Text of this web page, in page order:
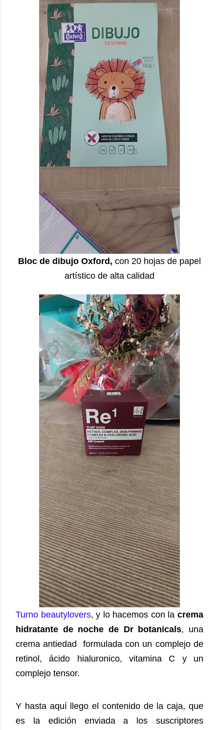
Bloc de dibujo Oxford, con 20 hojas de papel
artístico de alta calidad
Turno beautylovers, y lo hacemos con lacrema
hidratante de noche de Dr botanicals, una
crema antiedad formulada con un complejo de
retinol, ácido hialuronico, vitamina C y un
complejo tensor.
Y hasta aquí llego el contenido de la caja, que
es la edición enviada a los suscriptores